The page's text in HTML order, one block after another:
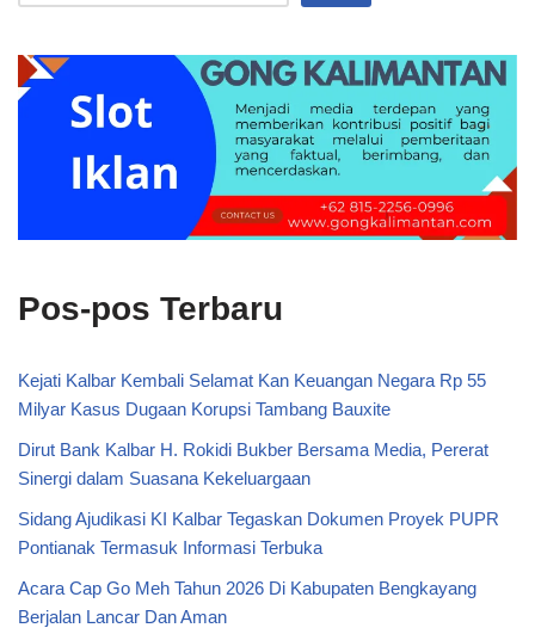
Pos-pos Terbaru
Kejati Kalbar Kembali Selamat Kan Keuangan Negara Rp 55
Milyar Kasus Dugaan Korupsi Tambang Bauxite
Dirut Bank Kalbar H. Rokidi Bukber Bersama Media, Pererat
Sinergi dalam Suasana Kekeluargaan
Sidang Ajudikasi KI Kalbar Tegaskan Dokumen Proyek PUPR
Pontianak Termasuk Informasi Terbuka
Acara Cap Go Meh Tahun 2026 Di Kabupaten Bengkayang
Berjalan Lancar Dan Aman